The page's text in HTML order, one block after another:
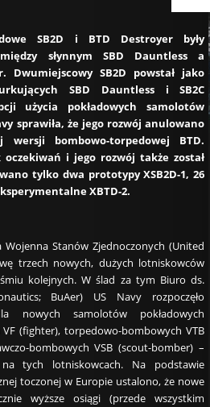
SB2D i BTD Destroyer były
słynnym SBD Dauntless a
Dwumiejscowy SB2D powstał jako
SBD Dauntless i SB2C
użycia pokładowych samolotów
sprawiła, że jego rozwój anulowano
wersji bombowo-torpedowej BTD.
oczekiwań i jego rozwój także został
tylko dwa prototypy XSB2D-1, 26
XBTD-2.
Stanów Zjednoczonych (United
trzech nowych, dużych lotniskowców
kolejnych. W ślad za tym Biuro ds.
BuAer) US Navy rozpoczęło
nowych samolotów pokładowych
(fighter), torpedowo-bombowych VTB
bombowych VSB (scout-bomber) –
na tych lotniskowcach. Na podstawie
toczonej w Europie ustalono, że nowe
wyższe osiągi (przede wszystkim